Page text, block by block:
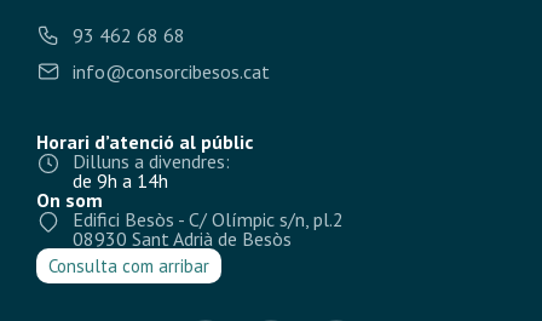
93 462 68 68
info@consorcibesos.cat
Horari d’atenció al públic
Dilluns a divendres:
de 9h a 14h
On som
Edifici Besòs - C/ Olímpic s/n, pl.2
08930 Sant Adrià de Besòs
Consulta com arribar